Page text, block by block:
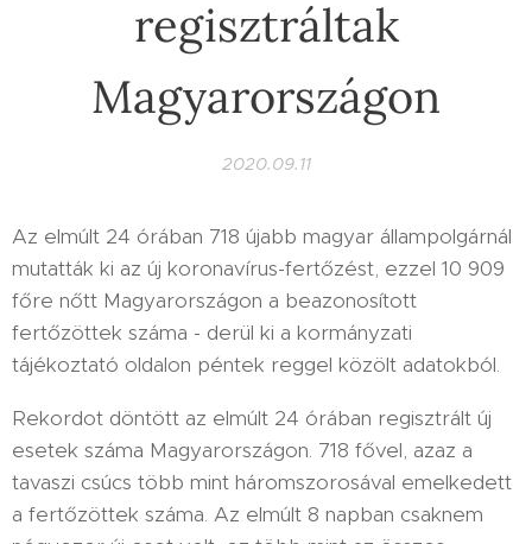
regisztráltak
Magyarországon
2020.09.11
Az elmúlt 24 órában 718 újabb magyar állampolgárnál
mutatták ki az új koronavírus-fertőzést, ezzel 10 909
főre nőtt Magyarországon a beazonosított
fertőzöttek száma - derül ki a kormányzati
tájékoztató oldalon péntek reggel közölt adatokból.
Rekordot döntött az elmúlt 24 órában regisztrált új
esetek száma Magyarországon. 718 fővel, azaz a
tavaszi csúcs több mint háromszorosával emelkedett
a fertőzöttek száma. Az elmúlt 8 napban csaknem